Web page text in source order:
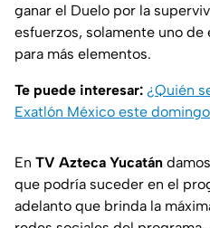
ganar el Duelo por la
esfuerzos, solamente uno
para más elementos.
Te puede interesar: ¿Quién
Exatlón México este
En TV Azteca Yucatán
que podría suceder en el
adelanto que brinda la